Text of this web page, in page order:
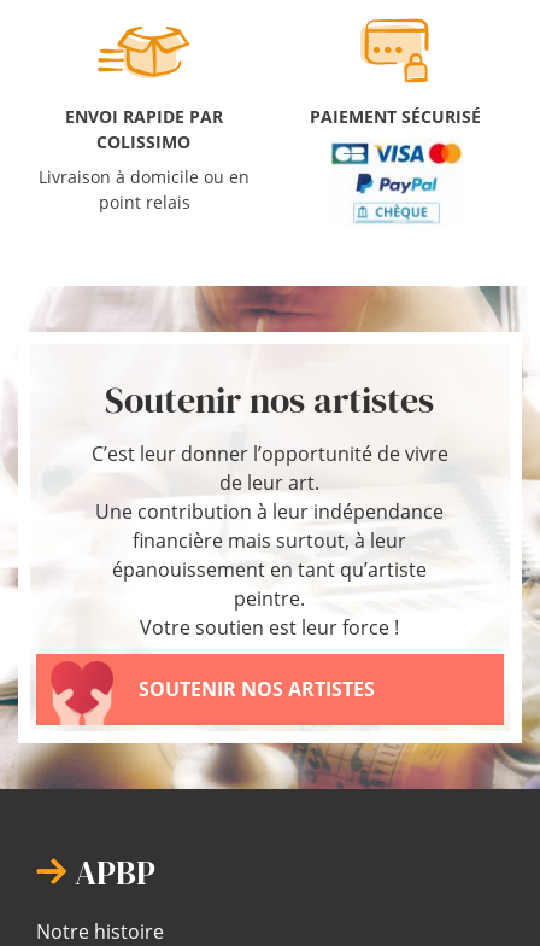
ENVOI RAPIDE PAR
COLISSIMO
Livraison à domicile ou en
point relais
PAIEMENT SÉCURISÉ
Soutenir nos artistes
C’est leur donner l’opportunité de vivre
de leur art.
Une contribution à leur indépendance
financière mais surtout, à leur
épanouissement en tant qu’artiste
peintre.
Votre soutien est leur force !
SOUTENIR NOS ARTISTES
APBP
Notre histoire